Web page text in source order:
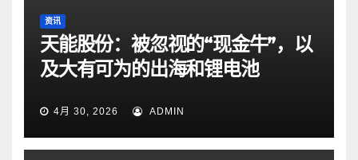
资讯
天能股份：被忽视的“现金牛”，以
及大有可为的出海和锂电池
4月 30, 2026 ADMIN